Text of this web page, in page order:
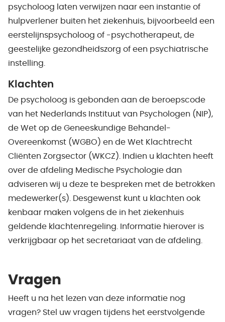
psycholoog laten verwijzen naar een instantie of
hulpverlener buiten het ziekenhuis, bijvoorbeeld een
eerstelijnspsycholoog of -psychotherapeut, de
geestelijke gezondheidszorg of een psychiatrische
instelling.
Klachten
De psycholoog is gebonden aan de beroepscode
van het Nederlands Instituut van Psychologen (NIP),
de Wet op de Geneeskundige Behandel-
Overeenkomst (WGBO) en de Wet Klachtrecht
Cliënten Zorgsector (WKCZ). Indien u klachten heeft
over de afdeling Medische Psychologie dan
adviseren wij u deze te bespreken met de betrokken
medewerker(s). Desgewenst kunt u klachten ook
kenbaar maken volgens de in het ziekenhuis
geldende klachtenregeling. Informatie hierover is
verkrijgbaar op het secretariaat van de afdeling.
Vragen
Heeft u na het lezen van deze informatie nog
vragen? Stel uw vragen tijdens het eerstvolgende